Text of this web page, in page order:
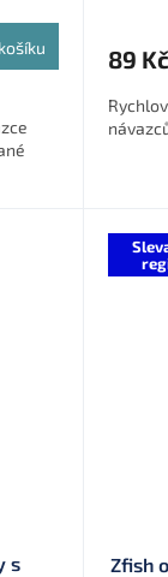
89 Kč
s Zfish